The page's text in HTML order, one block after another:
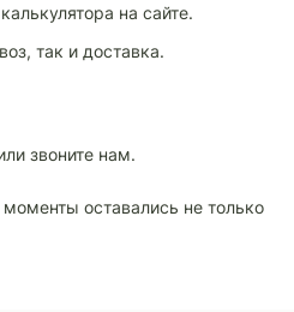
на сайте.
так и доставка.
звоните нам.
оставались не только